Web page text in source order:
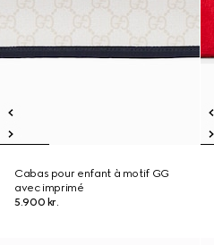
Cabas pour enfant à motif GG
avec imprimé
5.900 kr.